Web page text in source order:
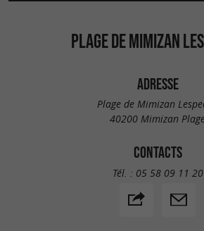
PLAGE DE MIMIZAN
ADRESSE
Plage de Mimizan
40200 Mimizan
CONTACTS
Tél. : 05 58 09 11 20